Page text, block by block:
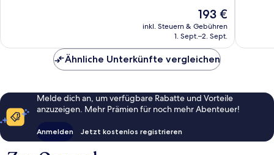
Der
Preis
beträgt
193 €
inkl. Steuern & Gebühren
1. Sept.–2. Sept.
Ähnliche Unterkünfte vergleichen
Melde dich an, um verfügbare Rabatte und Vorteile
anzuzeigen. Mehr Prämien für noch mehr Abenteuer!
Anmelden Jetzt kostenlos registrieren